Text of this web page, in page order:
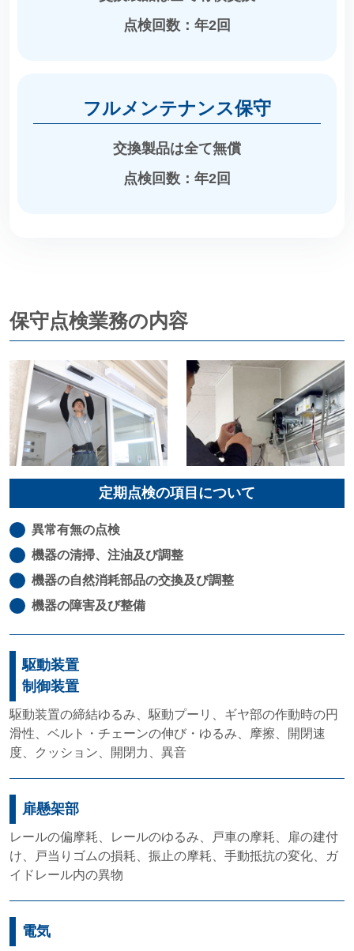
点検回数：年2回
フルメンテナンス保守
交換製品は全て無償
点検回数：年2回
保守点検業務の内容
定期点検の項目について
異常有無の点検
機器の清掃、注油及び調整
機器の自然消耗部品の交換及び調整
機器の障害及び整備
駆動装置
制御装置
駆動装置の締結ゆるみ、駆動プーリ、ギヤ部の作動時の円
滑性、ベルト・チェーンの伸び・ゆるみ、摩擦、開閉速
度、クッション、開閉力、異音
扉懸架部
レールの偏摩耗、レールのゆるみ、戸車の摩耗、扉の建付
け、戸当りゴムの損耗、振止の摩耗、手動抵抗の変化、ガ
イドレール内の異物
電気